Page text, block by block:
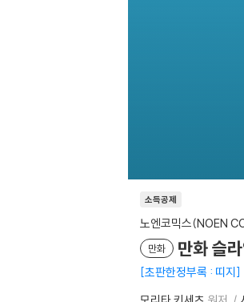
소득공제
노엔코믹스(NOEN
만화 만화 슬
초판한정부록 : 띠지